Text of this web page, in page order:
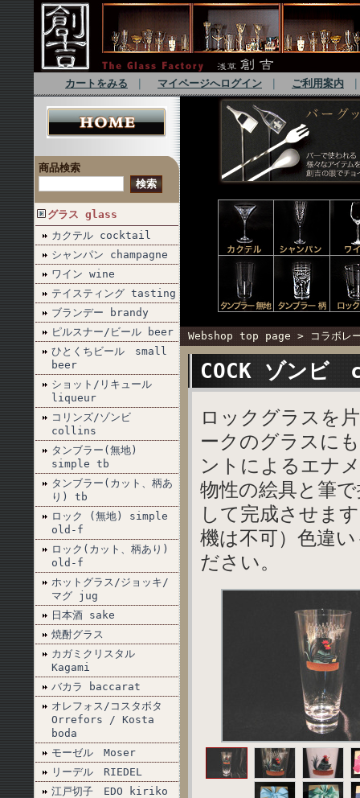
カートをみる マイページへログイン ご利用案内
商品検索
グラス glass
カクテル cocktail
シャンパン champagne
ワイン wine
テイスティング tasting
ブランデー brandy
ピルスナー/ビール beer
ひとくちビール small
beer
ショット/リキュール
liqueur
コリンズ/ゾンビ
collins
タンブラー(無地)
simple tb
タンブラー(カット、柄あ
り) tb
ロック (無地) simple
old-f
ロック(カット、柄あり)
old-f
ホットグラス/ジョッキ/
マグ jug
日本酒 sake
焼酎グラス
カガミクリスタル
Kagami
バカラ baccarat
オレフォス/コスタボタ
Orrefors / Kosta
boda
モーゼル Moser
リーデル RIEDEL
江戸切子 EDO kiriko
Webshop top page > コラボ
COCK ゾン
ロックグラスを
ークのグラスに
ントによるエナ
物性の絵具と筆
して完成させま
機は不可）色違
ださい。